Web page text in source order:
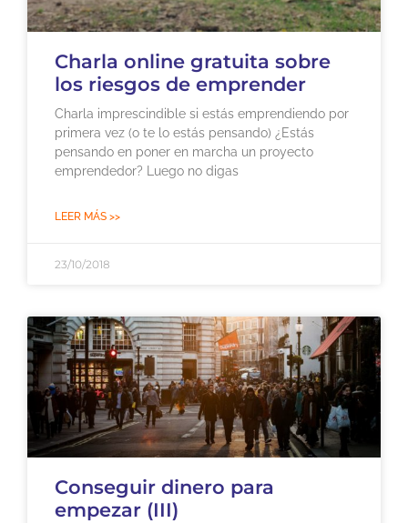
Charla online gratuita sobre
los riesgos de emprender
Charla imprescindible si estás emprendiendo por
primera vez (o te lo estás pensando) ¿Estás
pensando en poner en marcha un proyecto
emprendedor? Luego no digas
LEER MÁS >>
23/10/2018
Conseguir dinero para
empezar (III)